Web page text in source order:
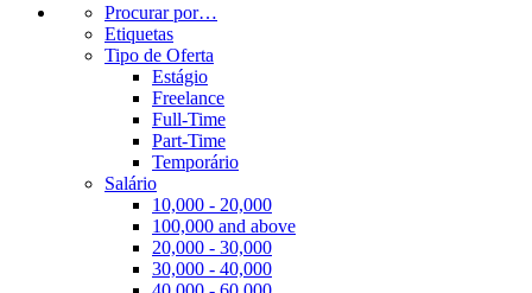
Procurar por…
Etiquetas
Tipo de Oferta
Estágio
Freelance
Full-Time
Part-Time
Temporário
Salário
10,000 - 20,000
100,000 and above
20,000 - 30,000
30,000 - 40,000